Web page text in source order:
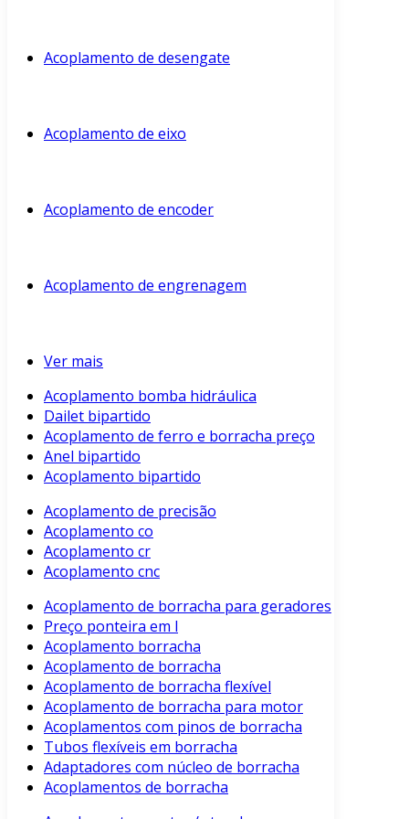
Acoplamento de desengate
Acoplamento de eixo
Acoplamento de encoder
Acoplamento de engrenagem
Ver mais
Acoplamento bomba hidráulica
Dailet bipartido
Acoplamento de ferro e borracha preço
Anel bipartido
Acoplamento bipartido
Acoplamento de precisão
Acoplamento co
Acoplamento cr
Acoplamento cnc
Acoplamento de borracha para geradores
Preço ponteira em l
Acoplamento borracha
Acoplamento de borracha
Acoplamento de borracha flexível
Acoplamento de borracha para motor
Acoplamentos com pinos de borracha
Tubos flexíveis em borracha
Adaptadores com núcleo de borracha
Acoplamentos de borracha